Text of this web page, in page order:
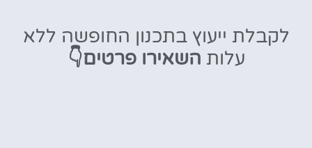
מציאת
טיסה זולה?
לקבלת ייעוץ בתכנון החופשה ללא
עלות השאירו פרטים👇